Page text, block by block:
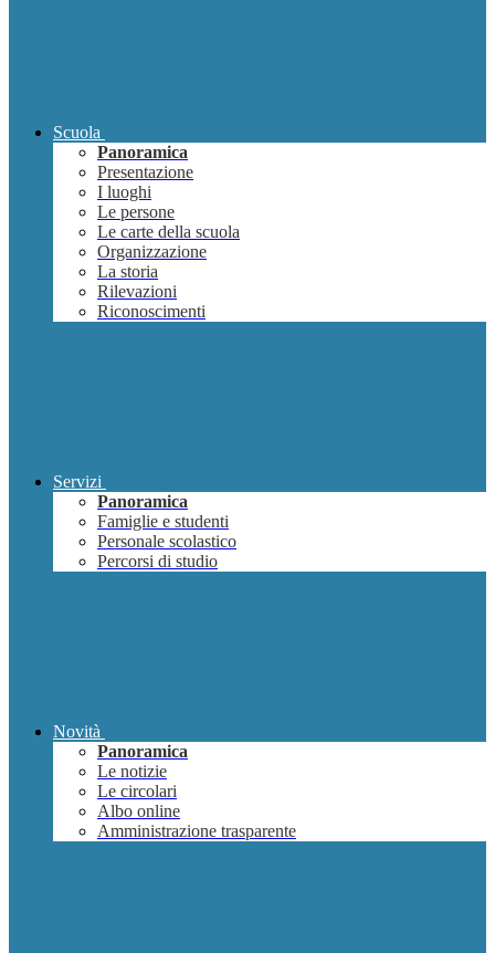
Scuola
Panoramica
Presentazione
I luoghi
Le persone
Le carte della scuola
Organizzazione
La storia
Rilevazioni
Riconoscimenti
Servizi
Panoramica
Famiglie e studenti
Personale scolastico
Percorsi di studio
Novità
Panoramica
Le notizie
Le circolari
Albo online
Amministrazione trasparente